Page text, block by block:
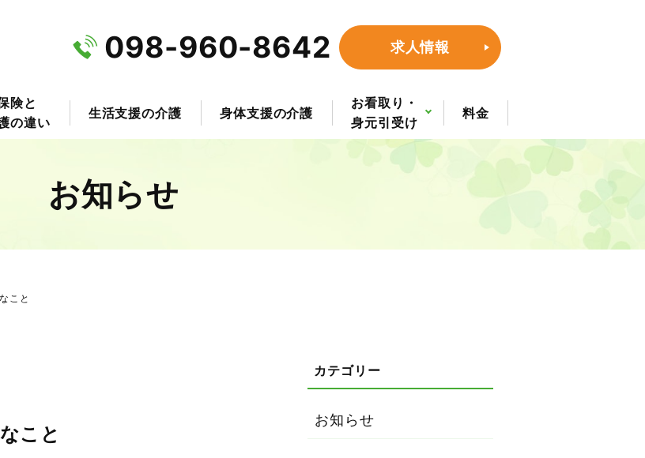
098-960-8642 求人情報
険と
の違い
生活支援の介護 身体支援の介護
お看取り・
身元引受け
料金
お知らせ
こと
こと
お知らせ